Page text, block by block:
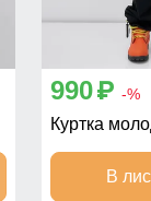
990 p -%
Куртка
В